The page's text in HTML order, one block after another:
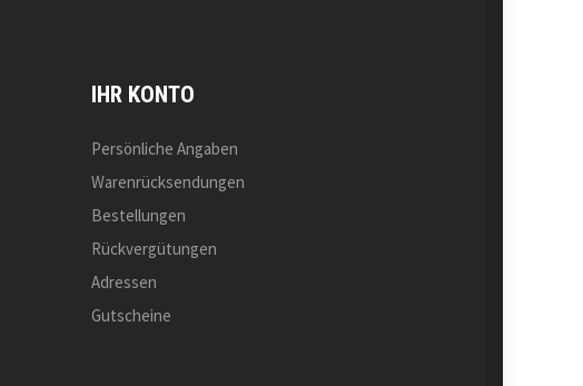
IHR KONTO
Persönliche Angaben
Warenrücksendungen
Bestellungen
Rückvergütungen
Adressen
Gutscheine